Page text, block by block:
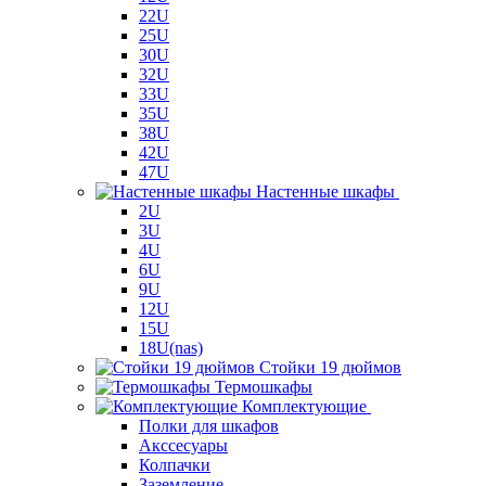
22U
25U
30U
32U
33U
35U
38U
42U
47U
Настенные шкафы
2U
3U
4U
6U
9U
12U
15U
18U(nas)
Стойки 19 дюймов
Термошкафы
Комплектующие
Полки для шкафов
Акссесуары
Колпачки